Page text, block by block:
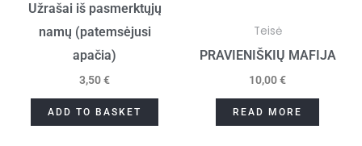
Užrašai iš pasmerktųjų
namų (patemsėjusi
apačia)
3,50€
ADD TO BASKET
Teisė
PRAVIENIŠKIŲ MAFIJA
10,00€
READ MORE